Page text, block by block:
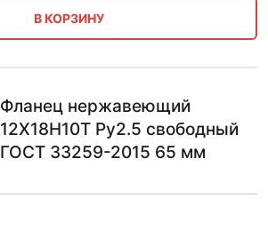
В КОРЗИНУ
Фланец нержавеющий
12Х18Н10Т Ру2.5 свободный
ГОСТ 33259-2015 65 мм